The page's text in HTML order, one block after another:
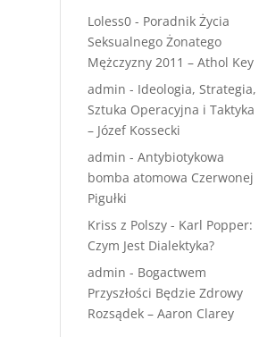
Loless0 - Poradnik Życia
Seksualnego Żonatego
Mężczyzny 2011 – Athol Key
admin - Ideologia, Strategia,
Sztuka Operacyjna i Taktyka
– Józef Kossecki
admin -Antybiotykowa
bomba atomowa Czerwonej
Pigułki
Kriss z Polszy - Karl Popper:
Czym Jest Dialektyka?
admin - Bogactwem
Przyszłości Będzie Zdrowy
Rozsądek – Aaron Clarey